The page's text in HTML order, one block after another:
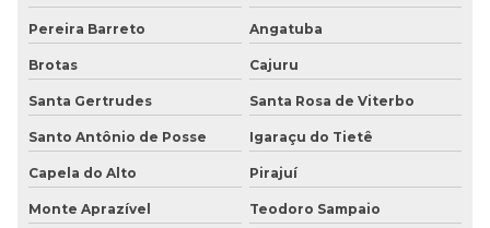
Pereira Barreto Angatuba
Brotas Cajuru
Santa Gertrudes Santa Rosa de Viterbo
Santo Antônio de Posse Igaraçu do Tietê
Capela do Alto Pirajuí
Monte Aprazível Teodoro Sampaio